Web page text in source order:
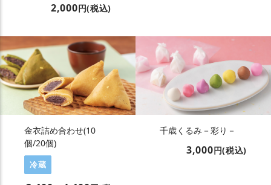
2,000円(税込)
金衣詰め合わせ(10
個/20個)
冷蔵
千歳くるみ－彩り－
3,000円(税込)